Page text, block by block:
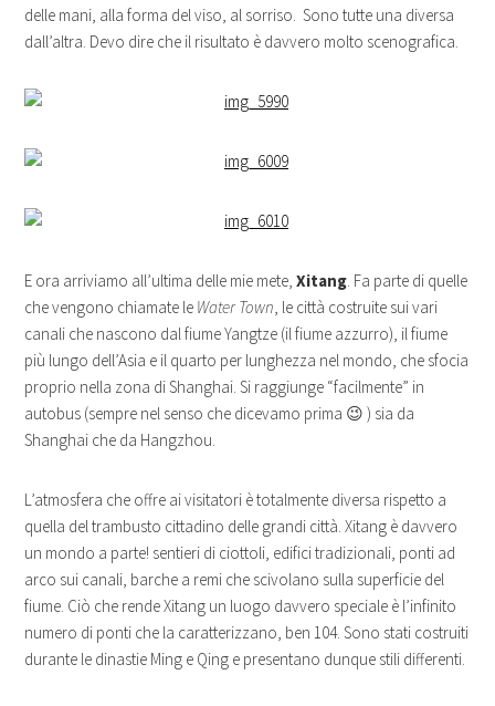
delle mani, alla forma del viso, al sorriso. Sono tutte una diversa
dall’altra. Devo dire che il risultato è davvero molto scenografica.
E ora arriviamo all’ultima delle mie mete,Xitang. Fa parte di quelle
che vengono chiamate le Water Town, le città costruite sui vari
canali che nascono dal fiume Yangtze (il fiume azzurro), il fiume
più lungo dell’Asia e il quarto per lunghezza nel mondo, che sfocia
proprio nella zona di Shanghai. Si raggiunge “facilmente” in
autobus (sempre nel senso che dicevamo prima 😉 ) sia da
Shanghai che da Hangzhou.
L’atmosfera che offre ai visitatori è totalmente diversa rispetto a
quella del trambusto cittadino delle grandi città. Xitang è davvero
un mondo a parte! sentieri di ciottoli, edifici tradizionali, ponti ad
arco sui canali, barche a remi che scivolano sulla superficie del
fiume. Ciò che rende Xitang un luogo davvero speciale è l’infinito
numero di ponti che la caratterizzano, ben 104. Sono stati costruiti
durante le dinastie Ming e Qing e presentano dunque stili differenti.